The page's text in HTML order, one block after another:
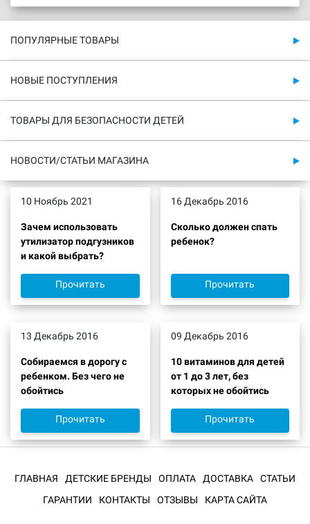
ПОПУЛЯРНЫЕ ТОВАРЫ
НОВЫЕ ПОСТУПЛЕНИЯ
ТОВАРЫ ДЛЯ БЕЗОПАСНОСТИ ДЕТЕЙ
НОВОСТИ/СТАТЬИ МАГАЗИНА
10 Ноябрь 2021
Зачем использовать
утилизатор подгузников
и какой выбрать?
Прочитать
16 Декабрь 2016
Сколько должен спать
ребенок?
Прочитать
13 Декабрь 2016
Собираемся в дорогу с
ребенком. Без чего не
обойтись
Прочитать
09 Декабрь 2016
10 витаминов для детей
от 1 до 3 лет, без
которых не обойтись
Прочитать
ГЛАВНАЯ ДЕТСКИЕ БРЕНДЫ ОПЛАТА ДОСТАВКА
СТАТЬИ
ГАРАНТИИ
КОНТАКТЫ ОТЗЫВЫ КАРТА САЙТА